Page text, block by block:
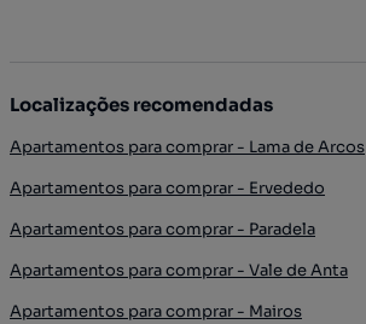
Localizações recomendadas
Apartamentos para comprar - Lama de Arcos
Apartamentos para comprar - Ervededo
Apartamentos para comprar - Paradela
Apartamentos para comprar - Vale de Anta
Apartamentos para comprar - Mairos